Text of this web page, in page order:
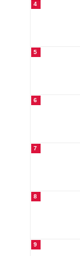
4
5
6
7
8
9